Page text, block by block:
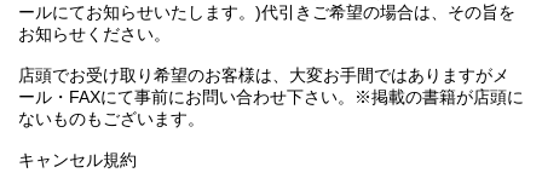
ールにてお知らせいたします。)代引きご希望の場合は、その旨を
お知らせください。
店頭でお受け取り希望のお客様は、大変お手間ではありますがメ
ール・FAXにて事前にお問い合わせ下さい。※掲載の書籍が店頭に
ないものもございます。
キャンセル規約